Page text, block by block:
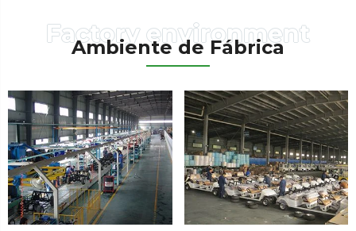
Ambiente de Fábrica